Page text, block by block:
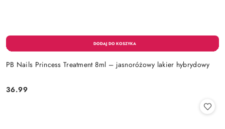
PB Nails Princess Treatment 8ml – jasnoróżowy lakier hybrydowy
Cena:
36.99